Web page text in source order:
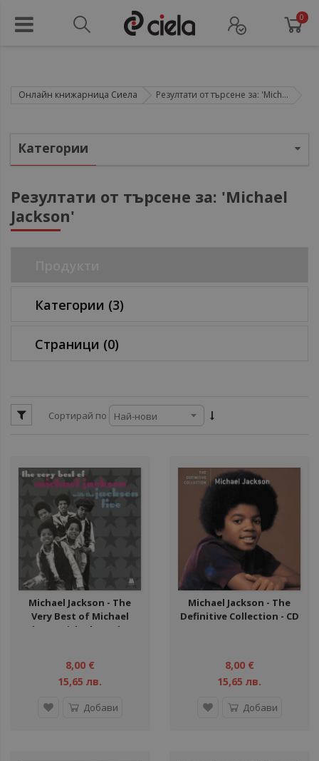
0
Онлайн книжарница Сиела Резултати от търсене за: 'Mich...
Резултати от търсене за: 'Michael
Jackson'
Категории (3)
Страници (0)
Сортирай по
Michael Jackson - The
Very Best of Michael
Jackson With The Jackson
8,00 €
15,65 лв.
Добави
Michael Jackson - The
Definitive Collection - CD
8,00 €
15,65 лв.
Добави
Категории